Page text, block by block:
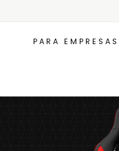
PARA EMPRESAS